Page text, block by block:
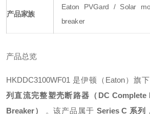
产品家族
Eaton PVGard / Solar
breaker
产品总览
HKDDC3100WF01 是伊顿（Eaton）旗下
列直流完整塑壳断路器（DC Complete
Breaker）
。该产品属于 Series C 系列 ，